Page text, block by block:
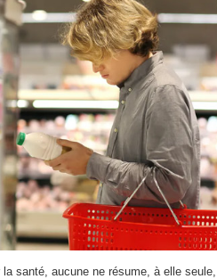
santé, aucune ne résume, à elle